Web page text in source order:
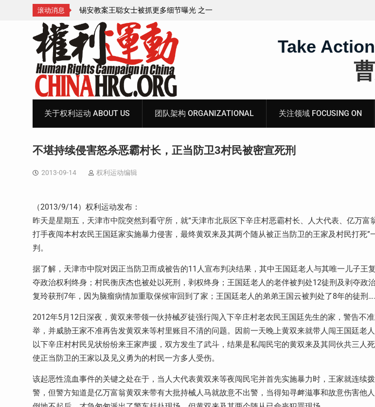
滚动消息
速成剧本——在公检 锡安教案王聪女士被抓更多细节曝光 之一
Take
关于权利运动 ABOUT US 团队架构 ORGANIZATIONAL 关注领域 FOCUSING ON
不堪持续侵害怒杀恶霸村长，正当防卫3村民被密宣死刑
2013-09-14 权利运动编辑
（2013/9/14）权利运动发布：
昨天是星期五，天津市中院突然到看守所，就“天津市北辰区下辛庄村恶霸村长、人大代表、亿万富
打手夜闯本村农民王国廷家实施暴力侵害，最终黄双来及其两个随从被正当防卫的王家及村民打死”
判。
据了解，天津市中院对因正当防卫而成被告的11人宣布判决结果，其中王国廷老人与其唯一儿子王
夺政治权利终身；村民衡庆杰也被处以死刑，剥权终身；王国廷老人的老伴被判处12徒刑及剥夺政
复玲获刑7年，因为脑瘤病情加重取保候审回到了家；王国廷老人的弟弟王国云被判处了8年的徒刑
2012年5月12日深夜，黄双来带领一伙持械歹徒强行闯入下辛庄村老农民王国廷先生的家，警告不
举，并威胁王家不准再告发黄双来等村里账目不清的问题。因前一天晚上黄双来就带人闯王国廷老
以下辛庄村村民见状纷纷来王家声援，双方发生了武斗，结果是私闯民宅的黄双来及其同伙共三人
使正当防卫的王家以及见义勇为的村民一方多人受伤。
该起恶性流血事件的关键之处在于，当人大代表黄双来等夜闯民宅并首先实施暴力时，王家就连续
警，但警方知道是亿万富翁黄双来带有大批持械人马就故意不出警，当得知寻衅滋事和故意伤害他